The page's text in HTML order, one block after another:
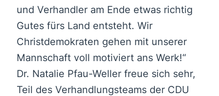
und Verhandler am Ende etwas richtig
Gutes fürs Land entsteht. Wir
Christdemokraten gehen mit unserer
Mannschaft voll motiviert ans Werk!“
Dr. Natalie Pfau-Weller freue sich sehr,
Teil des Verhandlungsteams der CDU